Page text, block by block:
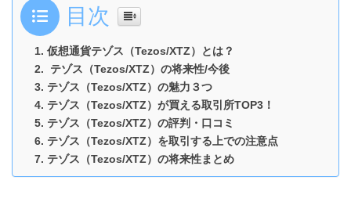
目次
仮想通貨テゾス（Tezos/XTZ）とは？
テゾス（Tezos/XTZ）の将来性/今後
テゾス（Tezos/XTZ）の魅力３つ
テゾス（Tezos/XTZ）が買える取引所TOP3！
テゾス（Tezos/XTZ）の評判・口コミ
テゾス（Tezos/XTZ）を取引する上での注意点
テゾス（Tezos/XTZ）の将来性まとめ